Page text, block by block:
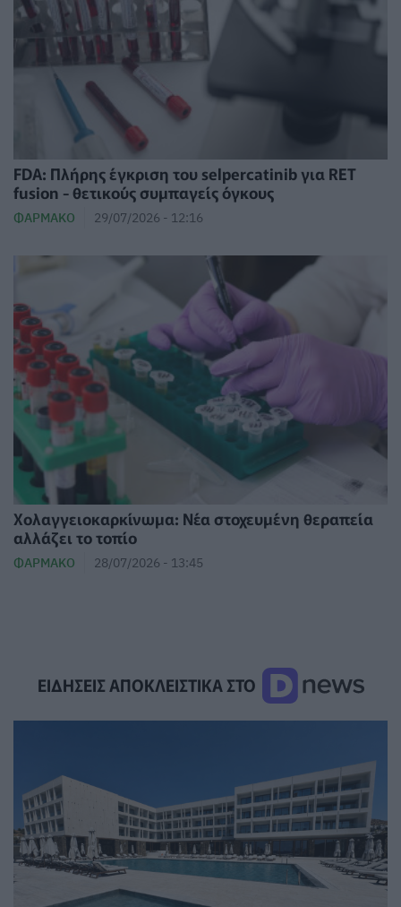
FDA: Πλήρης έγκριση του selpercatinib για RET
fusion - θετικούς συμπαγείς όγκους
ΦΆΡΜΑΚΟ 29/07/2026 - 12:16
Χολαγγειοκαρκίνωμα: Νέα στοχευμένη θεραπεία
αλλάζει το τοπίο
ΦΆΡΜΑΚΟ 28/07/2026 - 13:45
ΕΙΔΗΣΕΙΣ ΑΠΟΚΛΕΙΣΤΙΚΑ ΣΤΟ